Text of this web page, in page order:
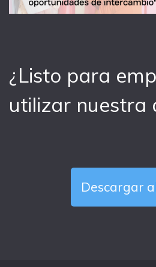
¿Listo para
utilizar nuestra
Descargar